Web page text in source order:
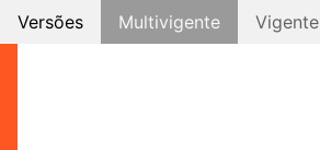
Versões Multivigente Vigente